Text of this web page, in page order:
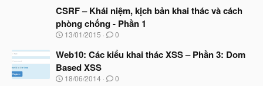
t
đ
ầ
u
y
b
ắ
t
ầ
u
CSRF – Khái niệm, kịch bản khai thác và cách
phòng chống - Phần 1
N
à
b
ắ
13/01/2015 0
Web10: Các kiểu khai thác XSS – Phần 3: Dom
Based XSS
N
18/06/2014 0